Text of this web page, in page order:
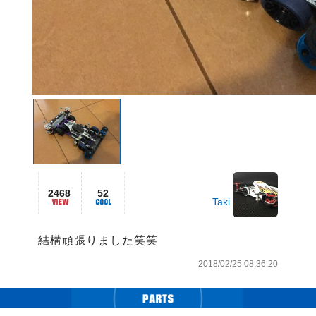
2468 52
Taki
結構頑張りました笑笑
2018/02/25 08:36:20